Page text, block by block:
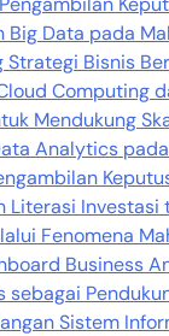
Big Data pada
Strategi Bisnis
Computing
Mendukung
Analytics
Literasi Investasi
Fenomena
Business
sebagai
Sistem